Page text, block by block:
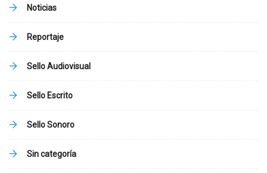
Noticias
Reportaje
Sello Audiovisual
Sello Escrito
Sello Sonoro
Sin categoría